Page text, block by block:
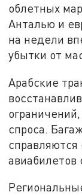
облетных
Анталью и
на недели
убытки от
Арабские
спроса.
справляются
авиабилетов